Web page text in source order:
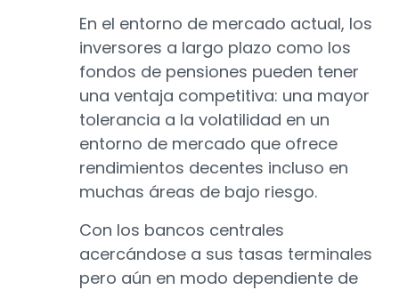
En el entorno de mercado actual, los
inversores a largo plazo como los
fondos de pensiones pueden tener
una ventaja competitiva: una mayor
tolerancia a la volatilidad en un
entorno de mercado que ofrece
rendimientos decentes incluso en
muchas áreas de bajo riesgo.
Con los bancos centrales
acercándose a sus tasas terminales
pero aún en modo dependiente de